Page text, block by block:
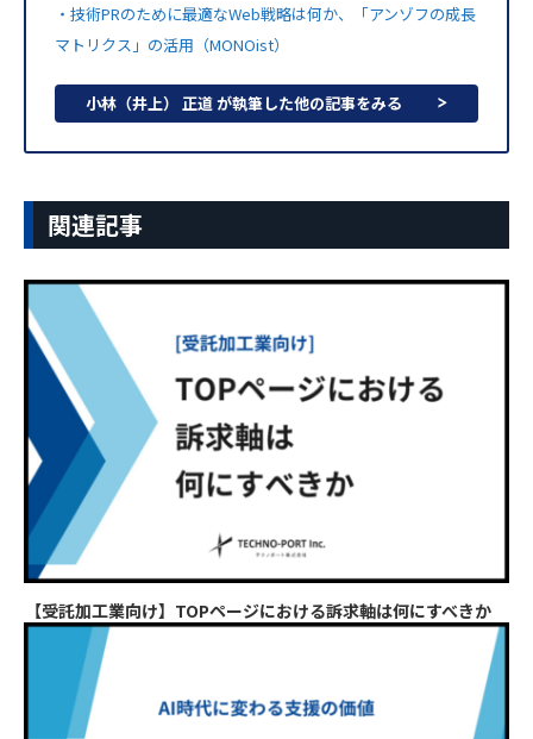
・技術PRのために最適なWeb戦略は何か、「アンゾフの成長
マトリクス」の活用（MONOist）
小林（井上） 正道 が執筆した他の記事をみる
関連記事
【受託加工業向け】TOPページにおける訴求軸は何にすべきか